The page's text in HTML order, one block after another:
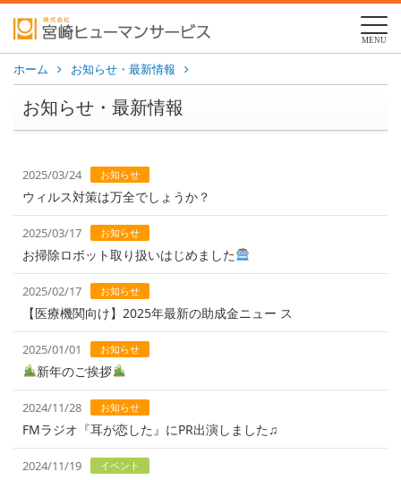
MENU
ホーム お知らせ・最新情報
お知らせ・最新情報
2025/03/24 お知らせ
ウィルス対策は万全でしょうか？
2025/03/17 お知らせ
お掃除ロボット取り扱いはじめました
2025/02/17 お知らせ
【医療機関向け】2025年最新の助成金ニュー ス
2025/01/01 お知らせ
新年のご挨拶
2024/11/28 お知らせ
FMラジオ『耳が恋した』にPR出演しました♫
2024/11/19 イベント